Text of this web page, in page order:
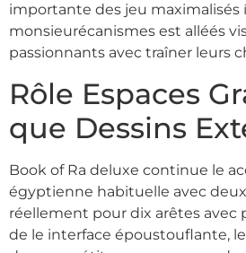
importante des jeu maximalisés
monsieurécanismes est alléés
passionnants avec traîner leurs
Rôle Espaces
que Dessins
Book of Ra deluxe continue le
égyptienne habituelle avec
réellement pour dix arêtes avec
de le interface époustouflante,